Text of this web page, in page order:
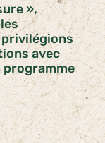
»,
privilégions
avec
programme